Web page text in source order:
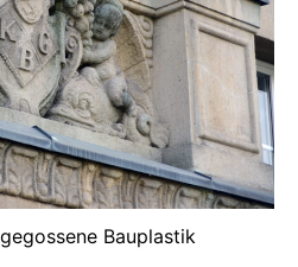
Bauplastik